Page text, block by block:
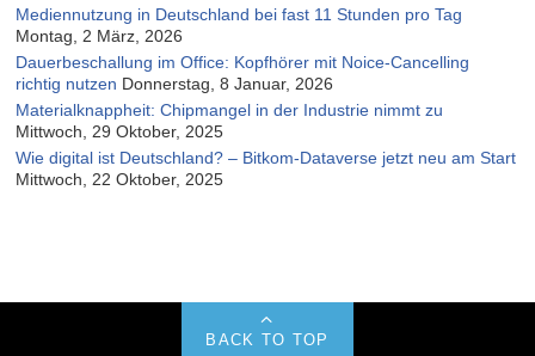
Mediennutzung in Deutschland bei fast 11 Stunden pro Tag
Montag, 2 März, 2026
Dauerbeschallung im Office: Kopfhörer mit Noice-Cancelling
richtig nutzen Donnerstag, 8 Januar, 2026
Materialknappheit: Chipmangel in der Industrie nimmt zu
Mittwoch, 29 Oktober, 2025
Wie digital ist Deutschland? – Bitkom-Dataverse jetzt neu am Start
Mittwoch, 22 Oktober, 2025
BACK TO TOP